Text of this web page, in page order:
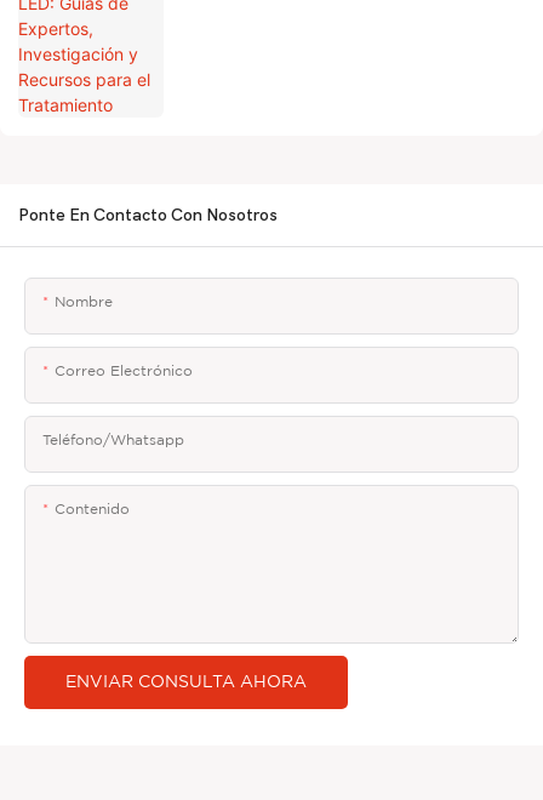
Ponte En Contacto Con Nosotros
Nombre
Correo Electrónico
Teléfono/whatsapp
Contenido
ENVIAR CONSULTA AHORA